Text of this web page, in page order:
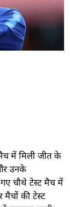
मैच में मिली जीत के
उनके
गए चौथे टेस्ट मैच में
मैचों की टेस्ट